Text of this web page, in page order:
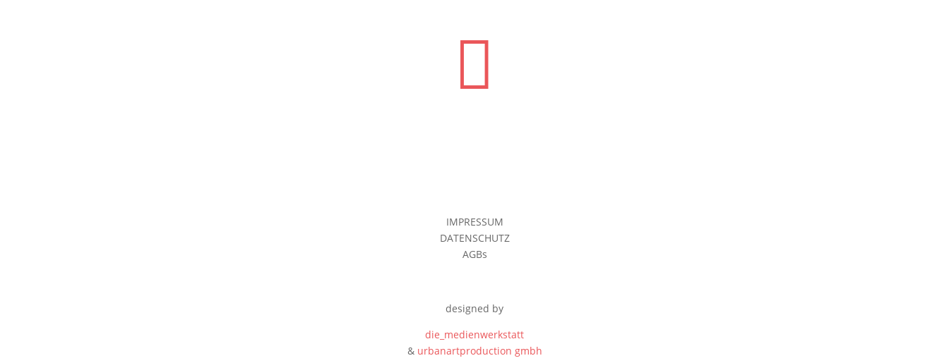

IMPRESSUM
DATENSCHUTZ
AGBs
designed by
die_medienwerkstatt
& urbanartproduction gmbh